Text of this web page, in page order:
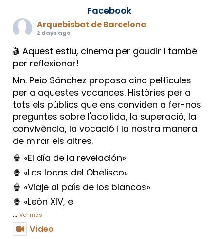
Facebook
Arquebisbat de Barcelona
2 days ago
🎬 Aquest estiu, cinema per gaudir i també
per reflexionar!
Mn. Peio Sánchez proposa cinc pel·lícules
per a aquestes vacances. Històries per a
tots els públics que ens conviden a fer-nos
preguntes sobre l'acollida, la superació, la
convivència, la vocació i la nostra manera
de mirar els altres.
🍿 «El día de la revelación»
🍿 «Las locas del Obelisco»
🍿 «Viaje al país de los blancos»
🍿 «León XIV, e
... Ver más
Vídeo